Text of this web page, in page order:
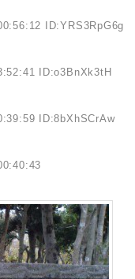
ID:YRS3RpG6g
ID:o3BnXk3tH
ID:8bXhSCrAw